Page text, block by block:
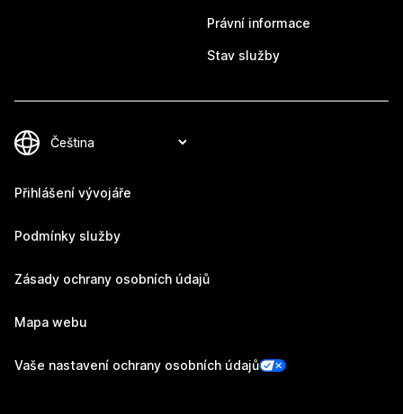
Právní informace
Stav služby
Přihlášení vývojáře
Podmínky služby
Zásady ochrany osobních údajů
Mapa webu
Vaše nastavení ochrany osobních údajů